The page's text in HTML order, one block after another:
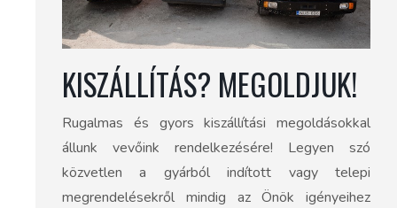
KISZÁLLÍTÁS? MEGOLDJUK!
Rugalmas és gyors kiszállítási megoldásokkal
állunk vevőink rendelkezésére! Legyen szó
közvetlen a gyárból indított vagy telepi
megrendelésekről mindig az Önök igényeihez